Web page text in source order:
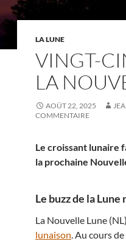
LA LUNE
VINGT-
LA
AOÛT 22, 2025
COMMENTAIRE
Le croissant lunaire
la prochaine
Le buzz de la Lune
La Nouvelle Lune
lunaison. Au cours